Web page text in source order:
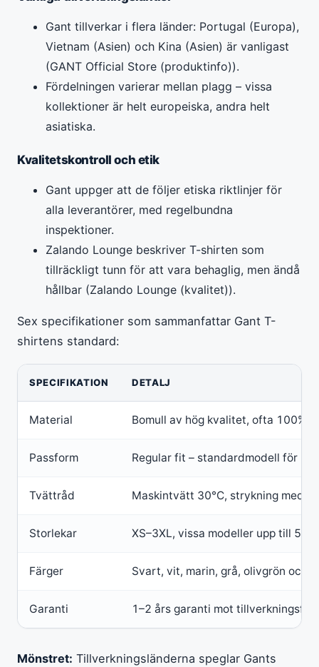
Gant tillverkar i flera länder: Portugal (Europa),
Vietnam (Asien) och Kina (Asien) är vanligast
(GANT Official Store (produktinfo)).
Fördelningen varierar mellan plagg – vissa
kollektioner är helt europeiska, andra helt
asiatiska.
Kvalitetskontroll och etik
Gant uppger att de följer etiska riktlinjer för
alla leverantörer, med regelbundna
inspektioner.
Zalando Lounge beskriver T-shirten som
tillräckligt tunn för att vara behaglig, men ändå
hållbar (Zalando Lounge (kvalitet)).
Sex specifikationer som sammanfattar Gant T-
shirtens standard:
SPECIFIKATION DETALJ
Material Bomull av hög kvalitet, ofta 100%
Passform Regular fit – standardmodell för
Tvättråd Maskintvätt 30°C, strykning
Storlekar XS–3XL, vissa modeller upp till
Färger Svart, vit, marin, grå, olivgrön och
Garanti 1–2 års garanti mot tillverkningsfel
Mönstret: Tillverkningsländerna speglar Gants